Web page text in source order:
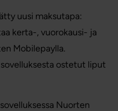
uusi maksutapa:
kerta-, vuorokausi- ja
Mobilepaylla.
ostetut liput
Nuorten